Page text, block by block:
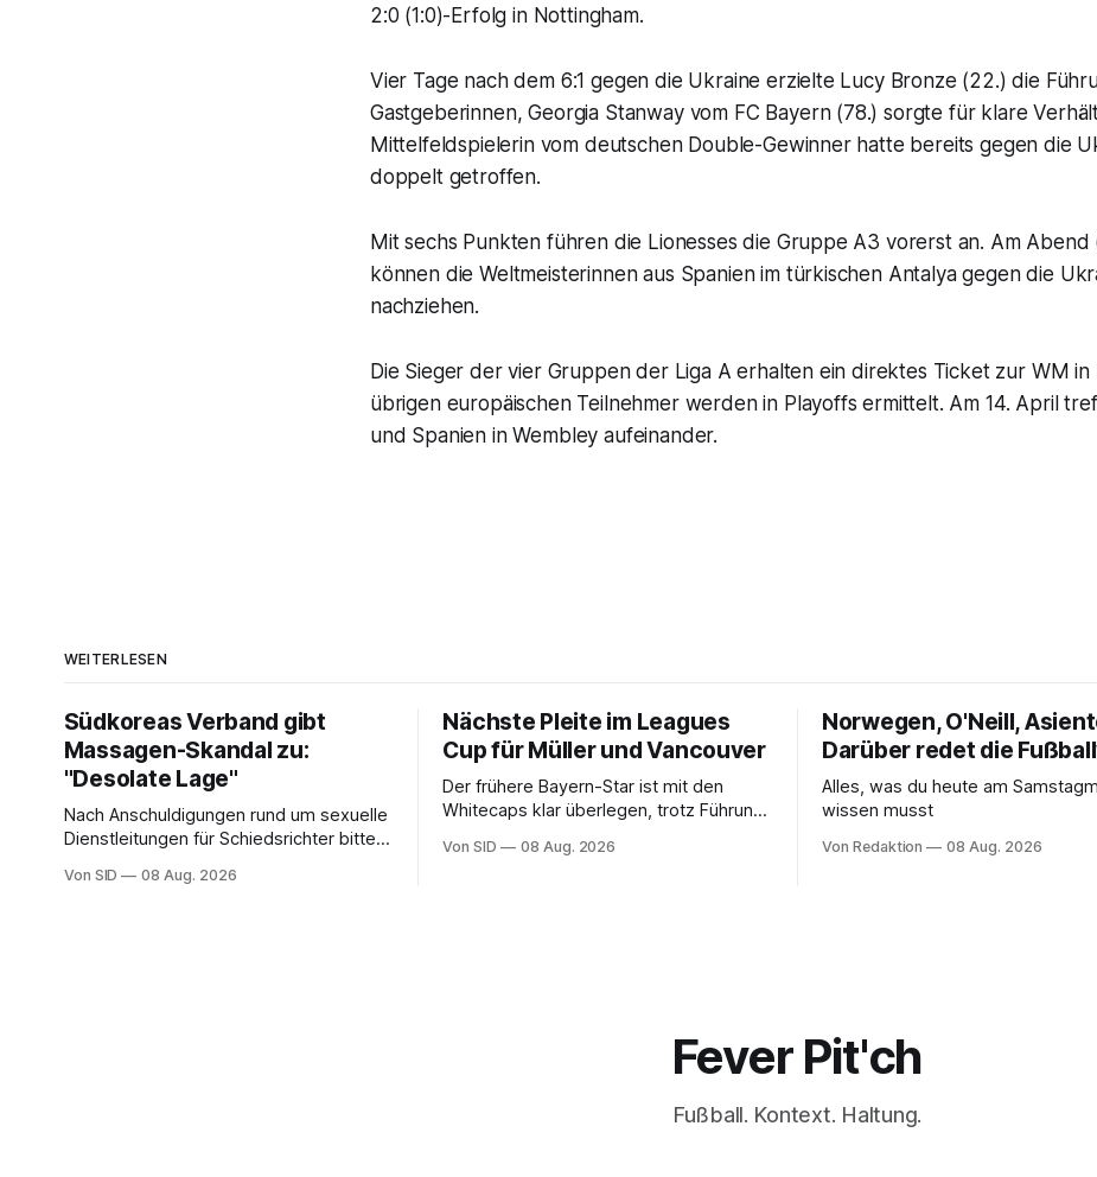
2:0 (1:0)-Erfolg in Nottingham.
Vier Tage nach dem 6:1 gegen die Ukraine erzielte Lucy Bronze (22.) die
Gastgeberinnen, Georgia Stanway vom FC Bayern (78.) sorgte für klare
Mittelfeldspielerin vom deutschen Double-Gewinner hatte bereits gegen die
doppelt getroffen.
Mit sechs Punkten führen die Lionesses die Gruppe A3 vorerst an. Am Abend
können die Weltmeisterinnen aus Spanien im türkischen Antalya gegen die
nachziehen.
Die Sieger der vier Gruppen der Liga A erhalten ein direktes Ticket zur WM in
übrigen europäischen Teilnehmer werden in Playoffs ermittelt. Am 14. April
und Spanien in Wembley aufeinander.
WEITERLESEN
Südkoreas Verband gibt
Massagen-Skandal zu:
"Desolate Lage"
Nach Anschuldigungen rund um sexuelle
Dienstleitungen für Schiedsrichter bittet
Entschuldigung.
Von SID 08 Aug. 2026
Nächste Pleite im Leagues
Cup für Müller und Vancouver
Der frühere Bayern-Star ist mit den
Whitecaps klar überlegen, trotz Führung
Punkte.
Von SID 08 Aug. 2026
Norwegen, O'Neill,
Darüber redet die
Alles, was du heute am
wissen musst
Von Redaktion 08 Aug. 2026
Fever Pit'ch
Fußball. Kontext. Haltung.